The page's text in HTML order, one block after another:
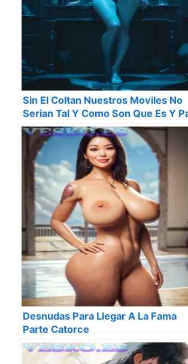
Sin El Coltan Nuestros Moviles No
Serian Tal Y Como Son Que Es Y
Que Sirve El Mineral Mas
Por Las Tecnologicas
Desnudas Para Llegar A La Fama
Parte Catorce